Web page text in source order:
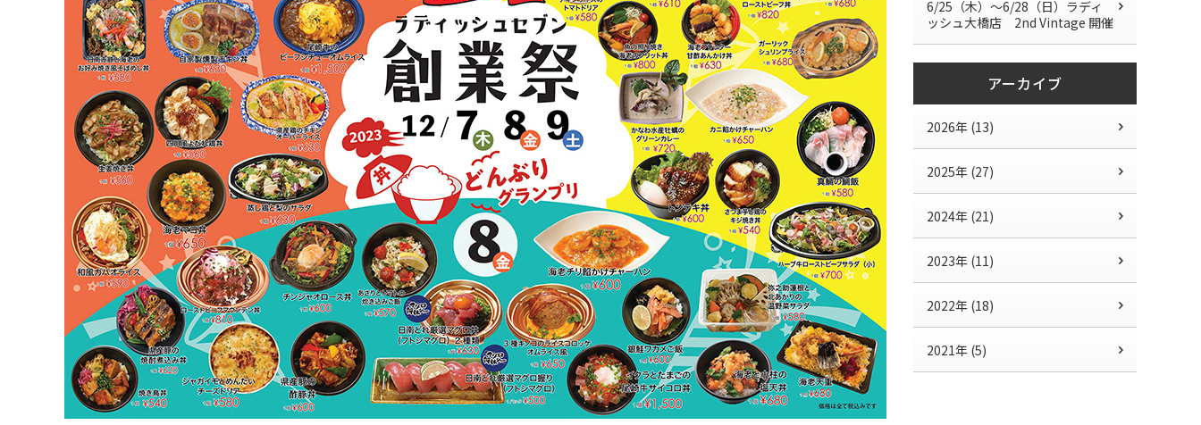
6/25（木）～6/28（日）ラディ
ッシュ大橋店 2nd Vintage 開催
アーカイブ
2026年 (13)
2025年 (27)
2024年 (21)
2023年 (11)
2022年 (18)
2021年 (5)